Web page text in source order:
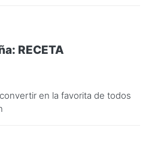
RECETA
en la favorita de todos